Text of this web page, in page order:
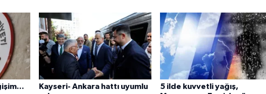
Kayseri- Ankara hattı uyumlu
5 ilde kuvvetli yağış,